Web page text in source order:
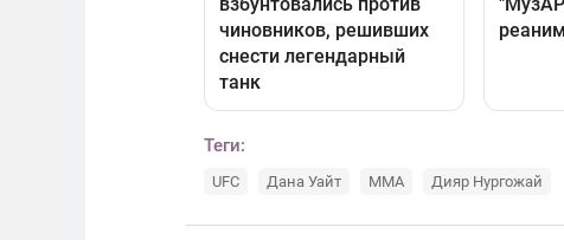
Теги:
UFC Дана Уайт ММА Дияр Нургожай